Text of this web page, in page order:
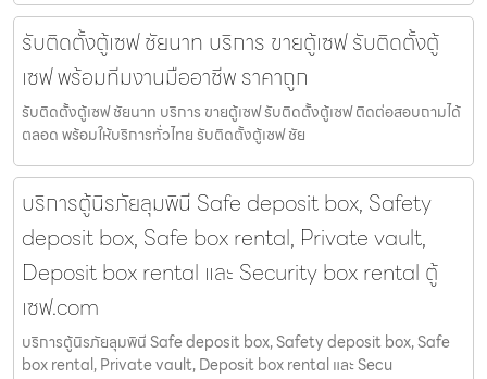
รับติดตั้งตู้เซฟ ชัยนาท บริการ ขายตู้เซฟ รับติดตั้งตู้
เซฟ พร้อมทีมงานมืออาชีพ ราคาถูก
รับติดตั้งตู้เซฟ ชัยนาท บริการ ขายตู้เซฟ รับติดตั้งตู้เซฟ ติดต่อสอบถามได้
ตลอด พร้อมให้บริการทั่วไทย รับติดตั้งตู้เซฟ ชัย
บริการตู้นิรภัยลุมพินี Safe deposit box, Safety
deposit box, Safe box rental, Private vault,
Deposit box rental และ Security box rental ตู้
เซฟ.com
บริการตู้นิรภัยลุมพินี Safe deposit box, Safety deposit box, Safe
box rental, Private vault, Deposit box rental และ Secu